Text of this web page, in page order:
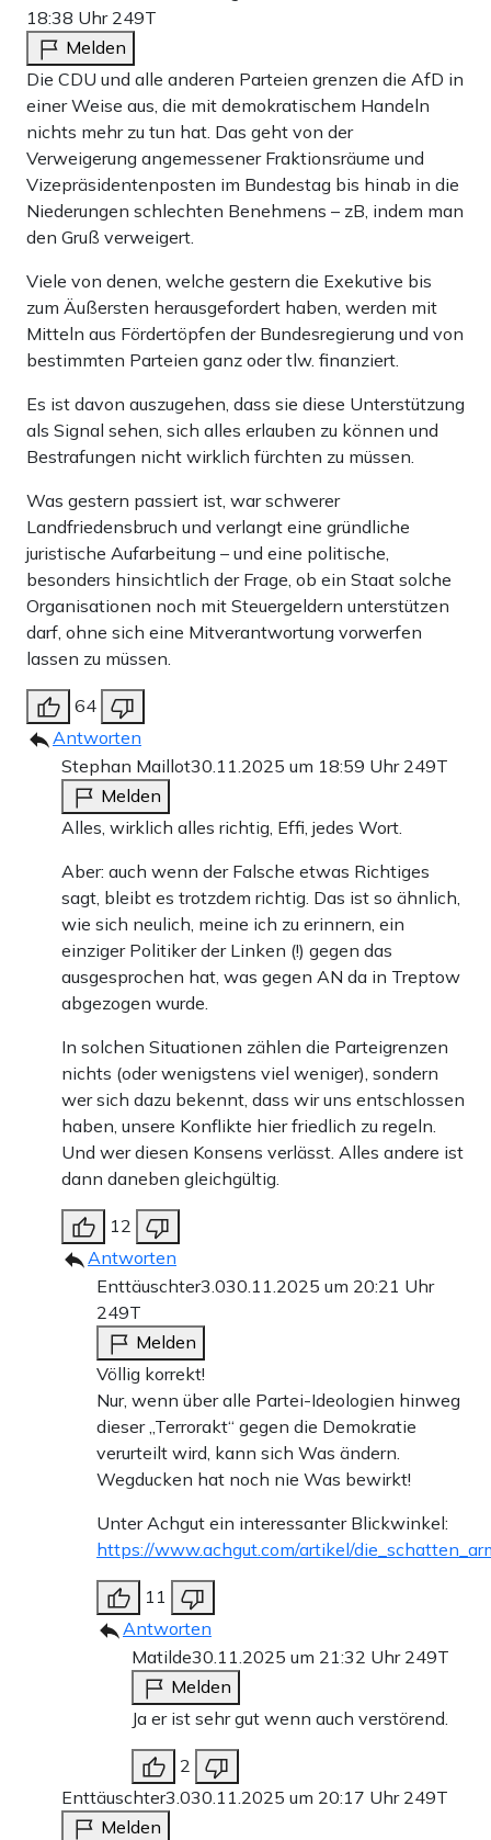
18:38 Uhr 249T
Melden
Die CDU und alle anderen Parteien grenzen die AfD in
einer Weise aus, die mit demokratischem Handeln
nichts mehr zu tun hat. Das geht von der
Verweigerung angemessener Fraktionsräume und
Vizepräsidentenposten im Bundestag bis hinab in die
Niederungen schlechten Benehmens – zB, indem man
den Gruß verweigert.
Viele von denen, welche gestern die Exekutive bis
zum Äußersten herausgefordert haben, werden mit
Mitteln aus Fördertöpfen der Bundesregierung und von
bestimmten Parteien ganz oder tlw. finanziert.
Es ist davon auszugehen, dass sie diese Unterstützung
als Signal sehen, sich alles erlauben zu können und
Bestrafungen nicht wirklich fürchten zu müssen.
Was gestern passiert ist, war schwerer
Landfriedensbruch und verlangt eine gründliche
juristische Aufarbeitung – und eine politische,
besonders hinsichtlich der Frage, ob ein Staat solche
Organisationen noch mit Steuergeldern unterstützen
darf, ohne sich eine Mitverantwortung vorwerfen
lassen zu müssen.
64
Antworten
Stephan Maillot30.11.2025 um 18:59 Uhr 249T
Melden
Alles, wirklich alles richtig, Effi, jedes Wort.
Aber: auch wenn der Falsche etwas Richtiges
sagt, bleibt es trotzdem richtig. Das ist so ähnlich,
wie sich neulich, meine ich zu erinnern, ein
einziger Politiker der Linken (!) gegen das
ausgesprochen hat, was gegen AN da in Treptow
abgezogen wurde.
In solchen Situationen zählen die Parteigrenzen
nichts (oder wenigstens viel weniger), sondern
wer sich dazu bekennt, dass wir uns entschlossen
haben, unsere Konflikte hier friedlich zu regeln.
Und wer diesen Konsens verlässt. Alles andere ist
dann daneben gleichgültig.
12
Antworten
Enttäuschter3.030.11.2025 um 20:21 Uhr
249T
Melden
Völlig korrekt!
Nur, wenn über alle Partei-Ideologien hinweg
dieser „Terrorakt“ gegen die Demokratie
verurteilt wird, kann sich Was ändern.
Wegducken hat noch nie Was bewirkt!
Unter Achgut ein interessanter Blickwinkel:
https://www.achgut.com/artikel/
11
Antworten
Matilde30.11.2025 um 21:32 Uhr 249T
Melden
Ja er ist sehr gut wenn auch verstörend.
2
Enttäuschter3.030.11.2025 um 20:17 Uhr 249T
Melden